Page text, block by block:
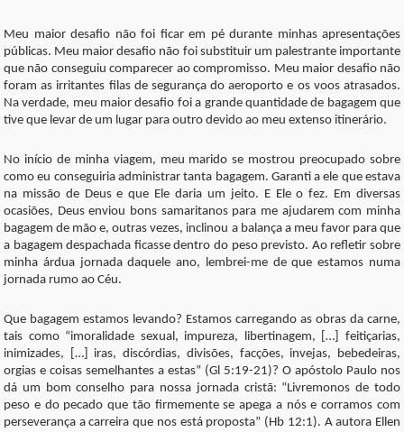
Meu maior desafio não foi ficar em pé durante minhas apresentações
públicas. Meu maior desafio não foi substituir um palestrante importante
que não conseguiu comparecer ao compromisso. Meu maior desafio não
foram as irritantes filas de segurança do aeroporto e os voos atrasados.
Na verdade, meu maior desafio foi a grande quantidade de bagagem que
tive que levar de um lugar para outro devido ao meu extenso itinerário.
No início de minha viagem, meu marido se mostrou preocupado sobre
como eu conseguiria administrar tanta bagagem. Garanti a ele que estava
na missão de Deus e que Ele daria um jeito. E Ele o fez. Em diversas
ocasiões, Deus enviou bons samaritanos para me ajudarem com minha
bagagem de mão e, outras vezes, inclinou a balança a meu favor para que
a bagagem despachada ficasse dentro do peso previsto. Ao refletir sobre
minha árdua jornada daquele ano, lembrei-me de que estamos numa
jornada rumo ao Céu.
Que bagagem estamos levando? Estamos carregando as obras da carne,
tais como “imoralidade sexual, impureza, libertinagem, […] feitiçarias,
inimizades, […] iras, discórdias, divisões, facções, invejas, bebedeiras,
orgias e coisas semelhantes a estas” (Gl 5:19-21)? O apóstolo Paulo nos
dá um bom conselho para nossa jornada cristã: “Livremonos de todo
peso e do pecado que tão firmemente se apega a nós e corramos com
perseverança a carreira que nos está proposta” (Hb 12:1). A autora Ellen